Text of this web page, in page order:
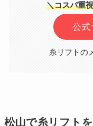
＼コスパ重
公式
糸リフトの
松山で糸リフト